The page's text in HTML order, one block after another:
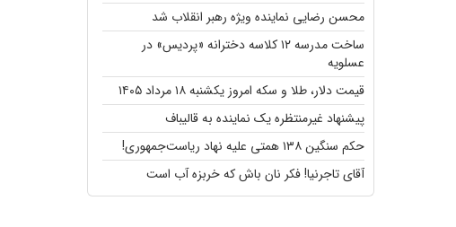
محسن رضایی نماینده ویژه رهبر انقلاب شد
ساخت مدرسه ۱۲ کلاسه دخترانه «پردیس» در
عسلویه
قیمت دلار، طلا و سکه امروز یکشنبه ۱۸ مرداد ۱۴۰۵
پیشنهاد غیرمنتظره یک نماینده به قالیباف
حکم سنگین ۱۳۸ همتی علیه نهاد ریاست‌جمهوری!
آقای تاجرنیا! فکر نان باش که خربزه آب است